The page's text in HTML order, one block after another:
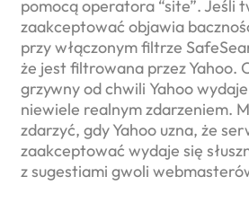
pomocą operatora “site”. Jeśli
zaakceptować objawia
przy włączonym filtrze
że jest filtrowana przez Yahoo.
grzywny od chwili Yahoo
niewiele realnym zdarzeniem.
zdarzyć, gdy Yahoo uzna, że
zaakceptować wydaje się
z sugestiami gwoli